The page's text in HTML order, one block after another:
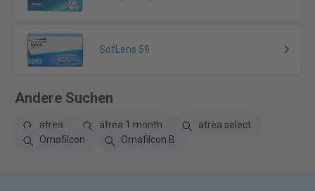
SofLens 59
Andere Suchen
atrea atrea 1 month
atrea select
Omafilcon
Omafilcon B